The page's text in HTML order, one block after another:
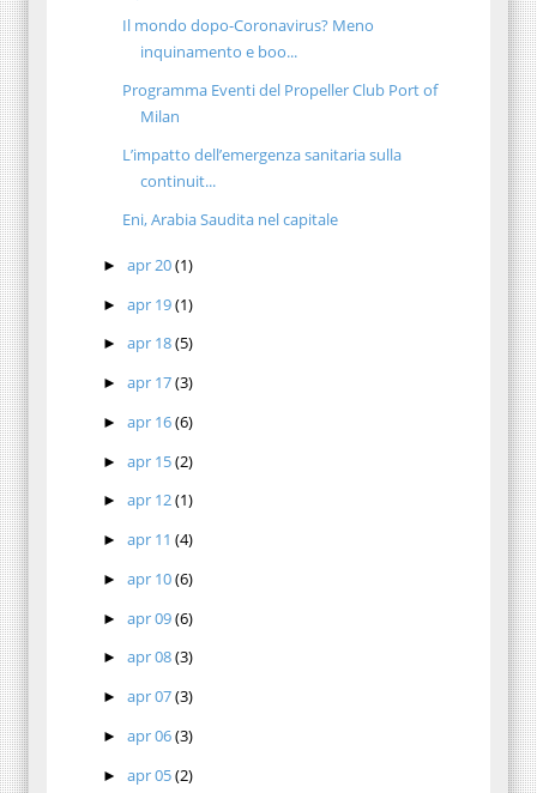
Il mondo dopo-Coronavirus? Meno
inquinamento e boo...
Programma Eventi del Propeller Club Port of
Milan
L’impatto dell’emergenza sanitaria sulla
continuit...
Eni, Arabia Saudita nel capitale
►apr 20(1)
►apr 19(1)
►apr 18(5)
►apr 17(3)
►apr 16(6)
►apr 15(2)
►apr 12(1)
►apr 11(4)
►apr 10(6)
►apr 09(6)
►apr 08(3)
►apr 07(3)
►apr 06(3)
►apr 05(2)